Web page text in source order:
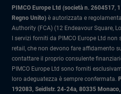
PIMCO Europe Ltd (società n. 2604517,
Regno Unito) è autorizzata e
Authority (FCA) (12 Endeavour Square,
I servizi forniti da PIMCO Europe Ltd
retail, che non devono fare affidamento
contattare il proprio consulente
PIMCO Europe Ltd sono forniti
loro adeguatezza è sempre confermata.
192083, Seidlstr. 24-24a, 80335 Monaco,